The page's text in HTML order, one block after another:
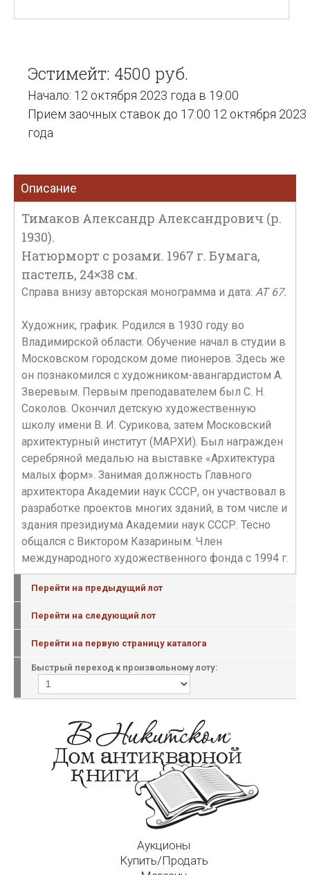
Эстимейт: 4500 руб.
Начало: 12 октября 2023 года в 19:00
Прием заочных ставок до 17:00 12 октября 2023
года
Описание
Тимаков Александр Александрович (р.
1930).
Натюрморт с розами. 1967 г. Бумага,
пастель, 24×38 см.
Справа внизу авторская монограмма и дата: АТ 67.
Художник, график. Родился в 1930 году во
Владимирской области. Обучение начал в студии в
Московском городском доме пионеров. Здесь же
он познакомился с художником-авангардистом А.
Зверевым. Первым преподавателем был С. Н.
Соколов. Окончил детскую художественную
школу имени В. И. Сурикова, затем Московский
архитектурный институт (МАРХИ). Был награжден
серебряной медалью на выставке «Архитектура
малых форм». Занимая должность Главного
архитектора Академии наук СССР, он участвовал в
разработке проектов многих зданий, в том числе и
здания президиума Академии наук СССР. Тесно
общался с Виктором Казариным. Член
международного художественного фонда с 1994 г.
Перейти на предыдущий лот
Перейти на следующий лот
Перейти на первую страницу каталога
Быстрый переход к произвольному лоту:
Аукционы
Купить/Продать